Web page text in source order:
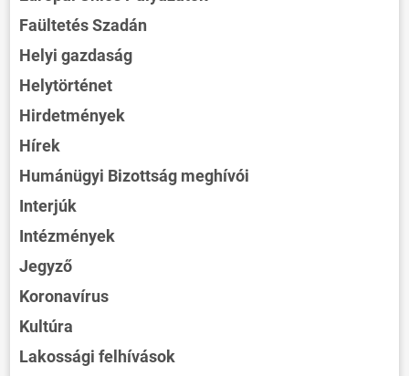
Faültetés Szadán
Helyi gazdaság
Helytörténet
Hirdetmények
Hírek
Humánügyi Bizottság meghívói
Interjúk
Intézmények
Jegyző
Koronavírus
Kultúra
Lakossági felhívások